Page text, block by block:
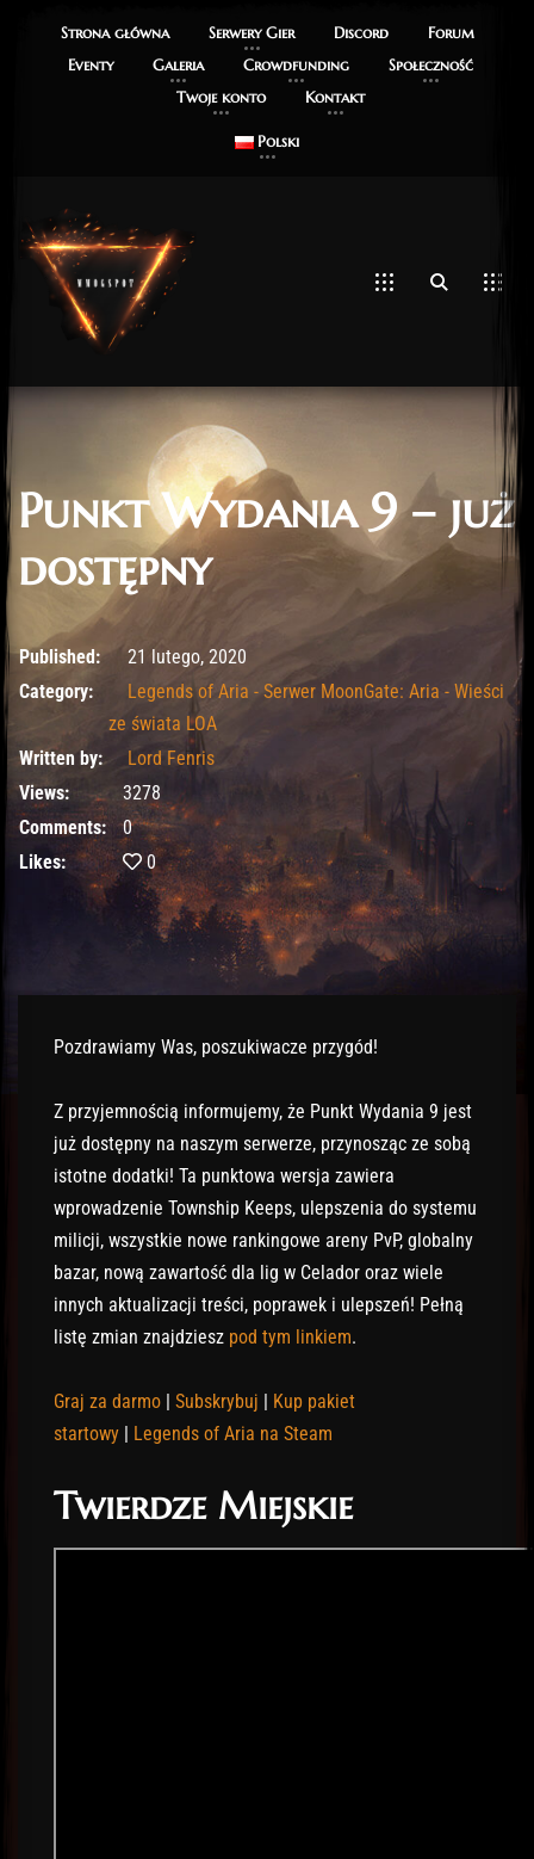
Strona główna Serwery Gier Discord
Forum
Eventy
Galeria Crowdfunding
Społeczność
Twoje konto
Kontakt
Polski
Punkt Wydania 9 – już
dostępny
21 lutego, 2020
Published: 21 lutego, 2020
Category:
Legends of Aria - Serwer MoonGate: Aria - Wieści
ze świata LOA
Written by:
Lord Fenris
Views:
3278
Comments: 0
Likes:
0
Pozdrawiamy Was, poszukiwacze przygód!
Z przyjemnością informujemy, że Punkt Wydania 9 jest
już dostępny na naszym serwerze, przynosząc ze sobą
istotne dodatki! Ta punktowa wersja zawiera
wprowadzenie Township Keeps, ulepszenia do systemu
milicji, wszystkie nowe rankingowe areny PvP, globalny
bazar, nową zawartość dla lig w Celador oraz wiele
innych aktualizacji treści, poprawek i ulepszeń! Pełną
listę zmian znajdziesz pod tym linkiem.
Graj za darmo Subskrybuj
Kup pakiet
startowy
Legends of Aria na Steam
Twierdze Miejskie